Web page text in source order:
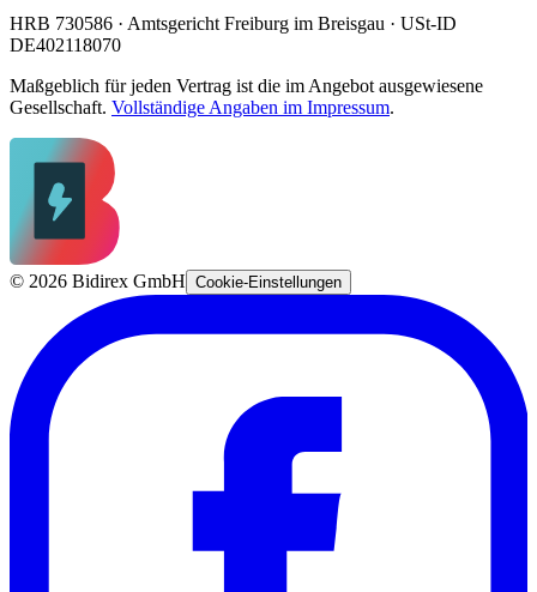
HRB 730586 · Amtsgericht Freiburg im Breisgau · USt-ID
DE402118070
Maßgeblich für jeden Vertrag ist die im Angebot ausgewiesene
Gesellschaft. Vollständige Angaben im Impressum.
© 2026 Bidirex GmbH Cookie-Einstellungen